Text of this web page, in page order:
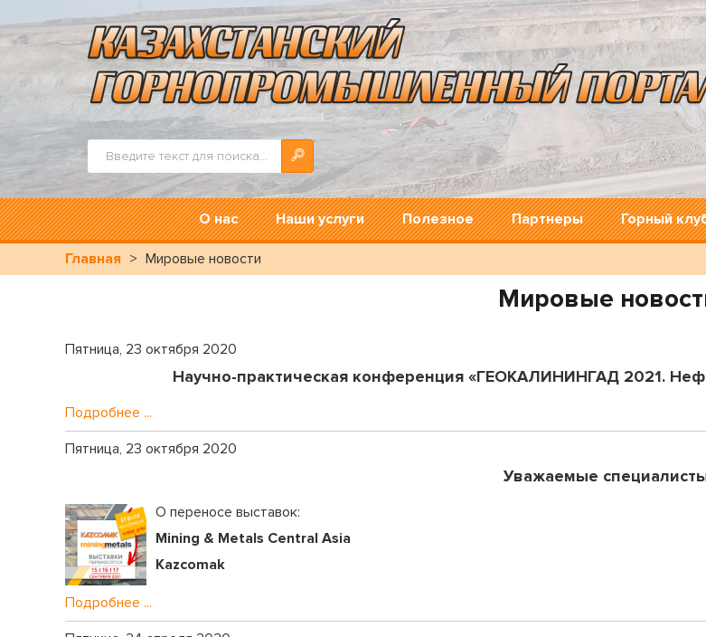
О нас Наши услуги Полезное Партнеры Горный
Главная > Мировые новости
Мировые
Пятница, 23 октября 2020
Научно-практическая конференция «ГЕОКАЛИНИНГАД 2021.
Подробнее ...
Пятница, 23 октября 2020
Уважаемые
О переносе выставок:
Mining & Metals Central Asia
Kazcomak
Подробнее ...